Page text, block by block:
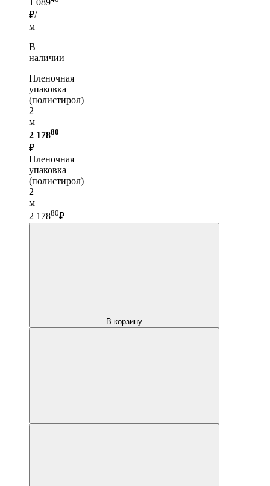
1 089
₽/
м
В
наличии
Пленочная
упаковка
(полистирол)
2
м —
2 17880
₽
Пленочная
упаковка
(полистирол)
2
м
2 17880₽
В корзину